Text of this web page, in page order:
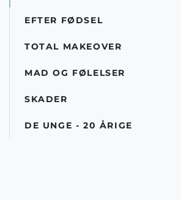
EFTER FØDSEL
TOTAL MAKEOVER
MAD OG FØLELSER
SKADER
DE UNGE - 20 ÅRIGE